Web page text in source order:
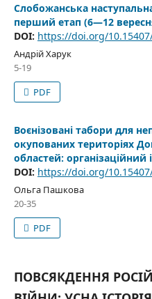
Слобожанська
перший етап (6—12
DOI: https://doi.org/
Андрій Харук
5-19
PDF
Воєнізовані табори для
окупованих територіях
областей:
DOI: https://doi.org/
Ольга Пашкова
20-35
PDF
ПОВСЯКДЕННЯ